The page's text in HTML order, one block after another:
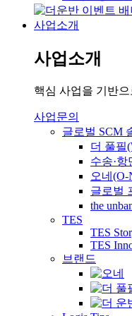
사업소개
사업소개
핵심 사업을 기반
사업문의
글로벌 SCM
더 풀필
수송·항
오네(O-
글로벌
the
TES
TES
TES
브랜드